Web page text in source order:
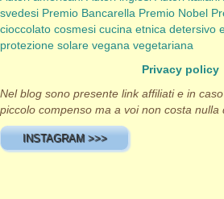
svedesi Premio Bancarella Premio Nobel
cioccolato cosmesi cucina etnica detersivo
protezione solare vegana vegetariana
Privacy policy
Nel blog sono presente link affiliati e in
piccolo compenso ma a voi non costa nulla
INSTAGRAM >>>